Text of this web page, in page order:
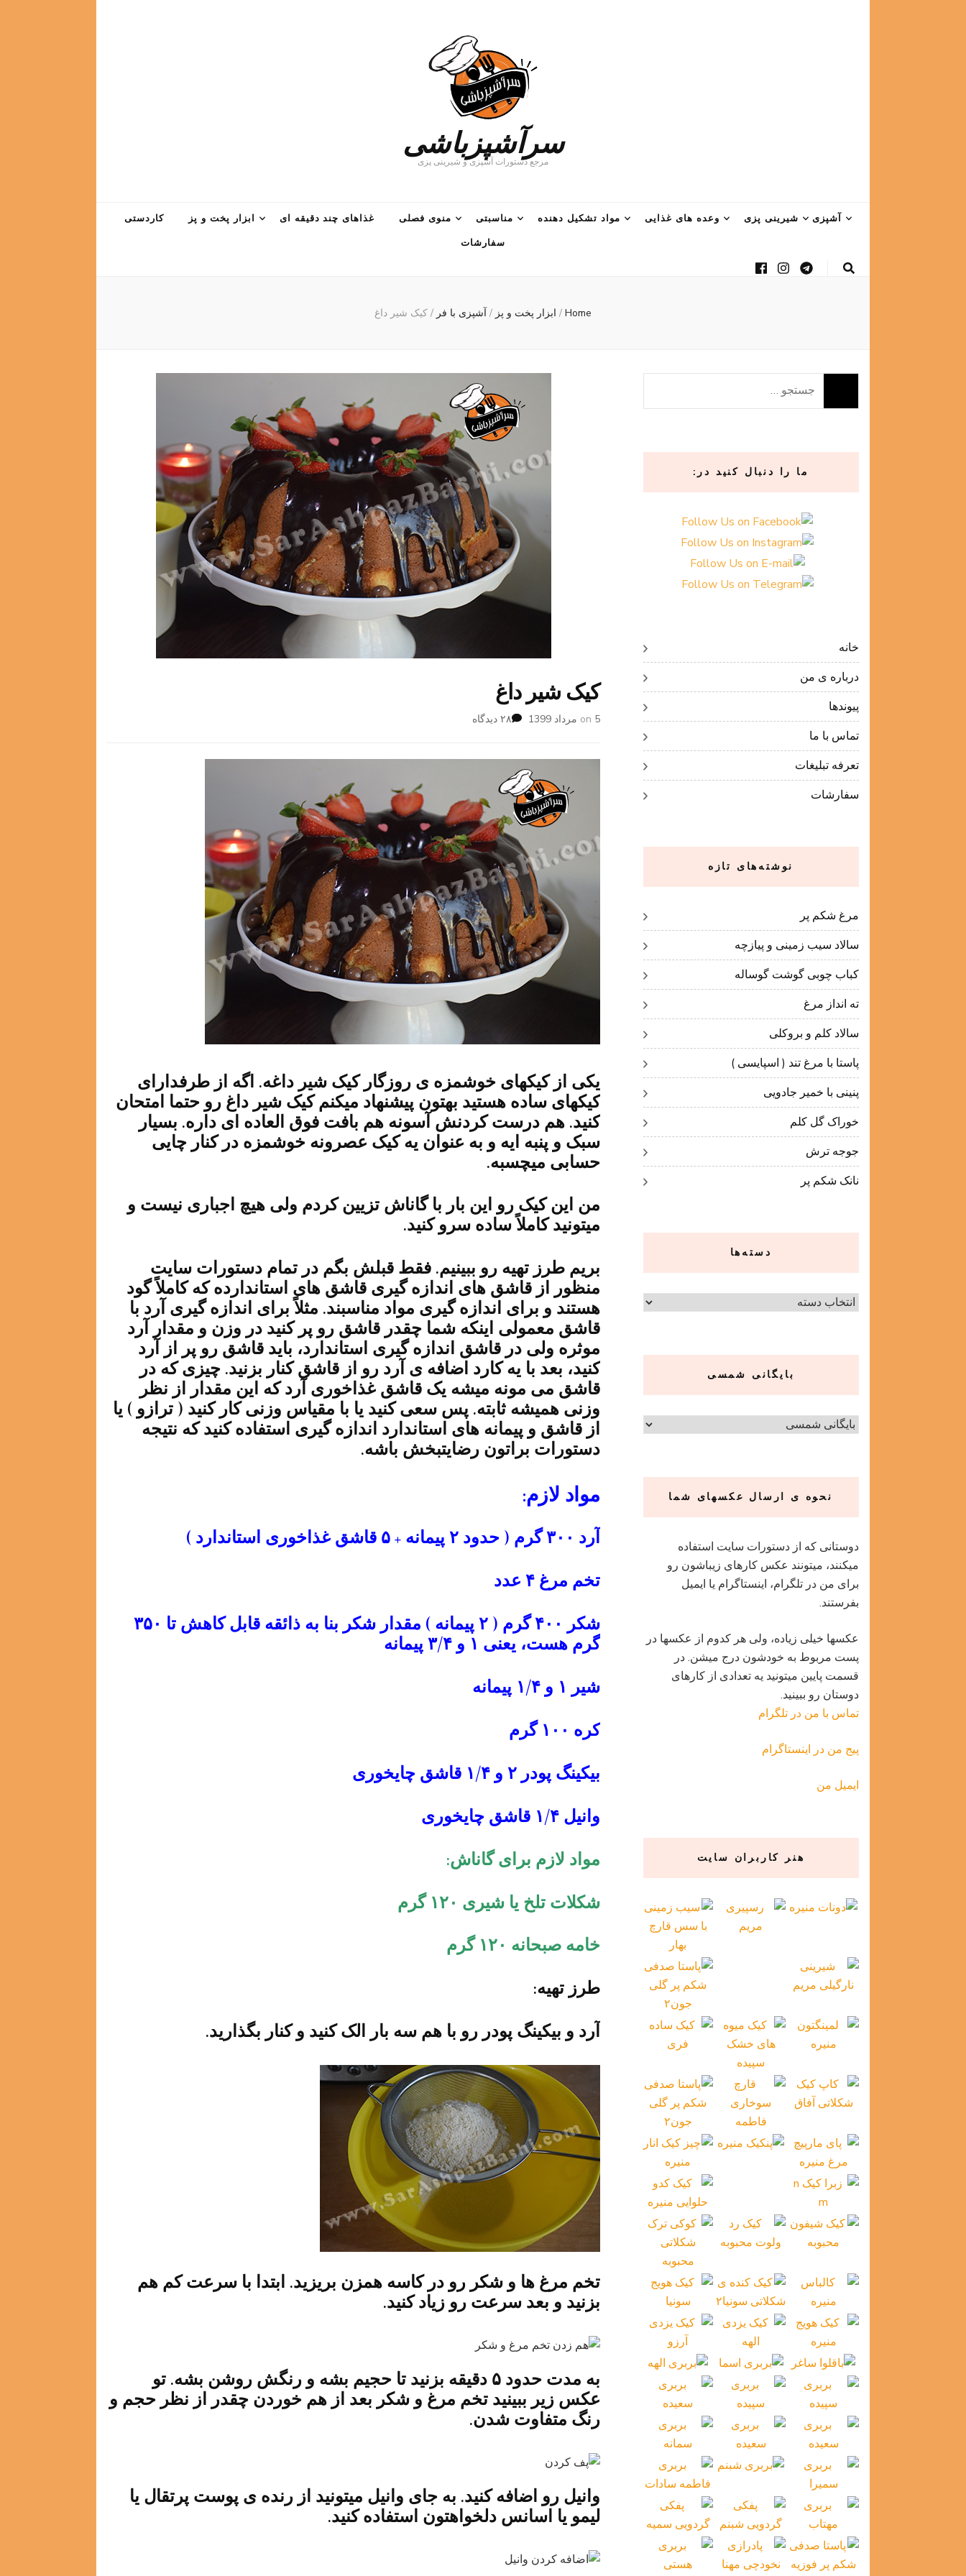
سرآشپزباشی
مرجع دستورات آشپزی و شیرینی پزی
آشپزی شیرینی پزی وعده های غذایی مواد تشکیل دهنده مناسبتی منوی فصلی غذاهای چند دقیقه ای ابزار پخت و پز
کاردستی
سفارشات
Home
/ ابزار پخت و پز / آشپزی با فر / کیک شیر داغ
کیک شیر داغ
on 5 مرداد 1399 ۲۸ دیدگاه
داغ
یکی از کیکهای خوشمزه ی روزگار کیک شیر داغه. اگه از طرفدارای
کیکهای ساده هستید بهتون پیشنهاد میکنم کیک شیر داغ رو حتما امتحان
کنید. هم درست کردنش آسونه هم بافت فوق العاده ای داره. بسیار
سبک و پنبه ایه و به عنوان یه کیک عصرونه خوشمزه در کنار چایی
حسابی میچسبه.
من این کیک رو این بار با گاناش تزیین کردم ولی هیچ اجباری نیست و
میتونید کاملاً ساده سرو کنید.
بریم طرز تهیه رو ببینیم. فقط قبلش بگم در تمام دستورات سایت
منظور از قاشق های اندازه گیری قاشق های استاندارده که کاملاً گود
هستند و برای اندازه گیری مواد مناسبند. مثلاً برای اندازه گیری آرد با
قاشق معمولی اینکه شما چقدر قاشق رو پر کنید در وزن و مقدار آرد
موثره ولی در قاشق اندازه گیری استاندارد، باید قاشق رو پر از آرد
کنید، بعد با یه کارد اضافه ی آرد رو از قاشق کنار بزنید. چیزی که در
قاشق می مونه میشه یک قاشق غذاخوری آرد که این مقدار از نظر
وزنی همیشه ثابته. پس سعی کنید یا با مقیاس وزنی کار کنید ( ترازو ) یا
از قاشق و پیمانه های استاندارد اندازه گیری استفاده کنید که نتیجه
دستورات براتون رضایتبخش باشه.
مواد لازم:
آرد ۳۰۰ گرم ( حدود ۲ پیمانه + ۵ قاشق غذاخوری استاندارد )
تخم مرغ ۴ عدد
شکر ۴۰۰ گرم ( ۲ پیمانه ) مقدار شکر بنا به ذائقه قابل کاهش تا ۳۵۰
گرم هست، یعنی ۱ و ۳/۴ پیمانه
شیر ۱ و ۱/۴ پیمانه
کره ۱۰۰ گرم
بیکینگ پودر ۲ و ۱/۴ قاشق چایخوری
وانیل ۱/۴ قاشق چایخوری
مواد لازم برای گاناش:
شکلات تلخ یا شیری ۱۲۰ گرم
خامه صبحانه ۱۲۰ گرم
طرز تهیه:
آرد و بیکینگ پودر رو با هم سه بار الک کنید و کنار بگذارید.
تخم مرغ ها و شکر رو در کاسه همزن بریزید. ابتدا با سرعت کم هم
بزنید و بعد سرعت رو زیاد کنید.
به مدت حدود ۵ دقیقه بزنید تا حجیم بشه و رنگش روشن بشه. تو
عکس زیر ببینید تخم مرغ و شکر بعد از هم خوردن چقدر از نظر حجم و
رنگ متفاوت شدن.
وانیل رو اضافه کنید. به جای وانیل میتونید از رنده ی پوست پرتقال یا
لیمو یا اسانس دلخواهتون استفاده کنید.
جستجو
برای:
ما را دنبال کنید در:
خانه
درباره ی من
پیوندها
تماس با ما
تعرفه تبلیغات
سفارشات
نوشته‌های تازه
مرغ شکم پر
سالاد سیب زمینی و پیازچه
کباب چوبی گوشت گوساله
ته انداز مرغ
سالاد کلم و بروکلی
پاستا با مرغ تند ( اسپایسی )
پنینی با خمیر جادویی
خوراک گل کلم
جوجه ترش
نانک شکم پر
دسته‌ها
دسته‌ها
بایگانی شمسی
نحوه ی ارسال عکسهای شما
دوستانی که از دستورات سایت استفاده
میکنند، میتونند عکس کارهای زیباشون رو
برای من در تلگرام، اینستاگرام یا ایمیل
بفرستند.
عکسها خیلی زیاده، ولی هر کدوم از عکسها در
پست مربوط به خودشون درج میشن. در
قسمت پایین میتونید یه تعدادی از کارهای
دوستان رو ببینید.
تماس با من در تلگرام
پیج من در اینستاگرام
ایمیل من
هنر کاربران سایت